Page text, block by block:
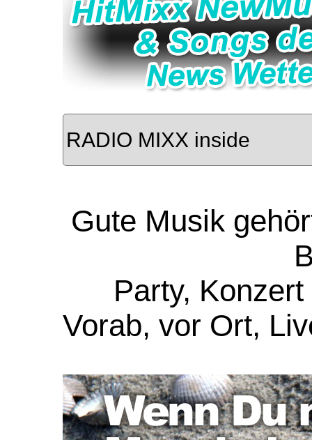
Gute Musik
Party,
Vorab, vor Ort,